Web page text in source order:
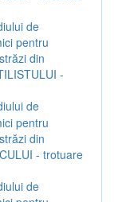
de
pentru
din
-
de
pentru
din
- trotuare
de